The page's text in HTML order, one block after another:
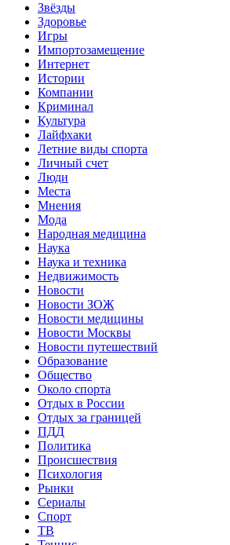
Звёзды
Здоровье
Игры
Импортозамещение
Интернет
Истории
Компании
Криминал
Культура
Лайфхаки
Летние виды спорта
Личный счет
Люди
Места
Мнения
Мода
Народная медицина
Наука
Наука и техника
Недвижимость
Новости
Новости ЗОЖ
Новости медицины
Новости Москвы
Новости путешествий
Образование
Общество
Около спорта
Отдых в России
Отдых за границей
ПДД
Политика
Происшествия
Психология
Рынки
Сериалы
Спорт
ТВ